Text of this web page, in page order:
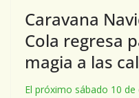
Caravana
Cola regresa
magia a las
El próximo sábado 10